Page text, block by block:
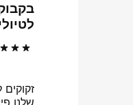
בקבוק איזותרמי 0.4 ליטר נירוסטה עם כוס
4.7 out of 5 stars from 2867 reviews
שלנו